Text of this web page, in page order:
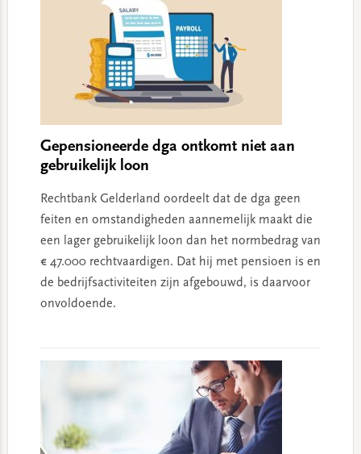
Gepensioneerde dga ontkomt niet aan
gebruikelijk loon
Rechtbank Gelderland oordeelt dat de dga geen
feiten en omstandigheden aannemelijk maakt die
een lager gebruikelijk loon dan het normbedrag van
€ 47.000 rechtvaardigen. Dat hij met pensioen is en
de bedrijfsactiviteiten zijn afgebouwd, is daarvoor
onvoldoende.